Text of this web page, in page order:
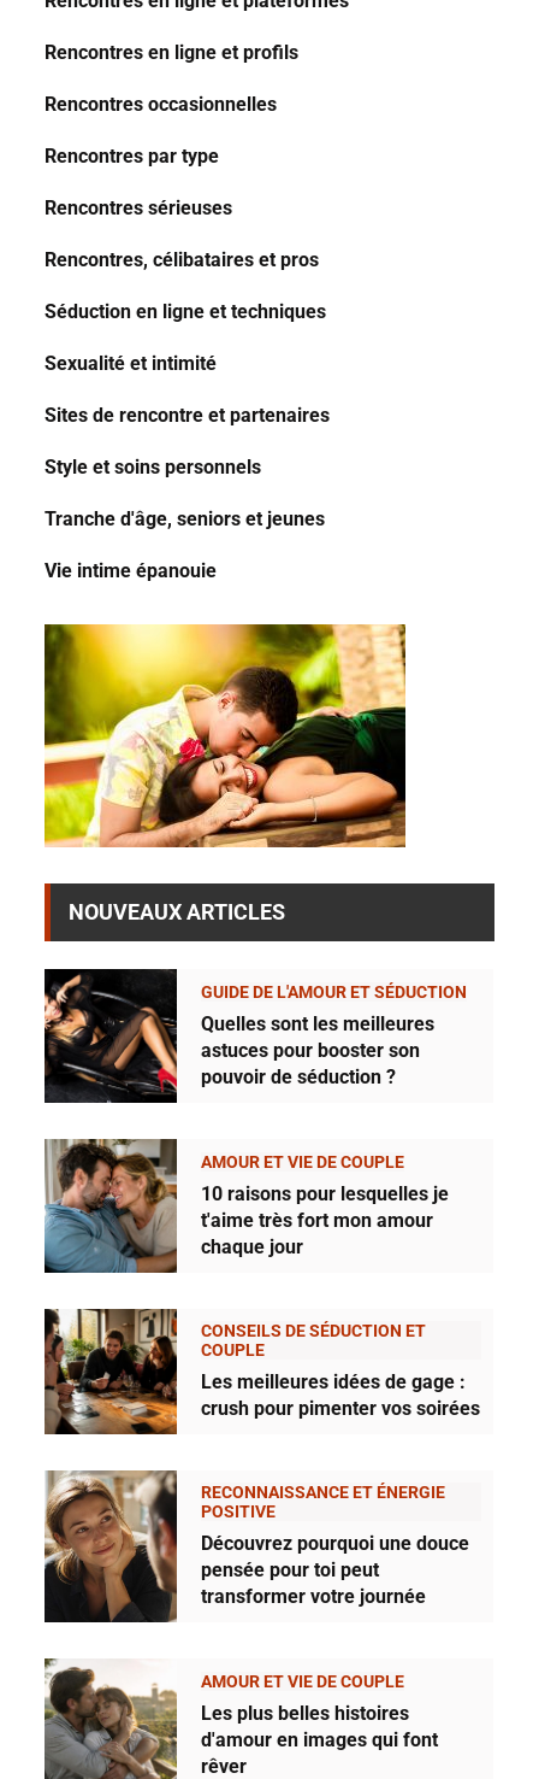
Rencontres en ligne et profils
Rencontres occasionnelles
Rencontres par type
Rencontres sérieuses
Rencontres, célibataires et pros
Séduction en ligne et techniques
Sexualité et intimité
Sites de rencontre et partenaires
Style et soins personnels
Tranche d'âge, seniors et jeunes
Vie intime épanouie
NOUVEAUX ARTICLES
GUIDE DE L'AMOUR ET SÉDUCTION
Quelles sont les meilleures
astuces pour booster son
pouvoir de séduction ?
AMOUR ET VIE DE COUPLE
10 raisons pour lesquelles je
t'aime très fort mon amour
chaque jour
CONSEILS DE SÉDUCTION ET
COUPLE
Les meilleures idées de gage :
crush pour pimenter vos soirées
RECONNAISSANCE ET ÉNERGIE
POSITIVE
Découvrez pourquoi une douce
pensée pour toi peut
transformer votre journée
AMOUR ET VIE DE COUPLE
Les plus belles histoires
d'amour en images qui font
rêver